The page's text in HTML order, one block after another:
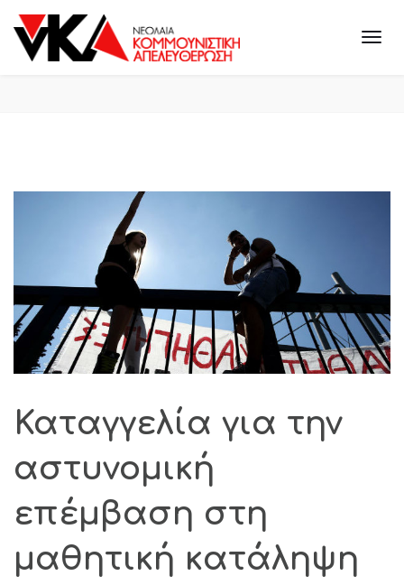
Καταγγελία για την
αστυνομική
επέμβαση στη
μαθητική κατάληψη